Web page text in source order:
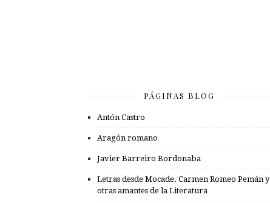
PÁGINAS BLOG
Antón Castro
Aragón romano
Javier Barreiro Bordonaba
Letras desde Mocade. Carmen Romeo Pemán y
otras amantes de la Literatura